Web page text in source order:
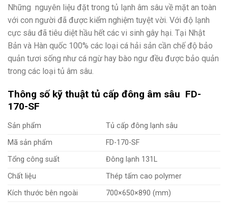
Những nguyên liệu đặt trong tủ lạnh âm sâu về mặt an toàn
với con người đã được kiểm nghiệm tuyệt vời. Với độ lạnh
cực sâu đã tiêu diệt hầu hết các vi sinh gây hại. Tại Nhật
Bản và Hàn quốc 100% các loại cá hải sản cần chế độ bảo
quản tươi sống như cá ngừ hay bào ngư đều được bảo quản
trong các loại tủ âm sâu.
Thông số kỹ thuật tủ cấp đông âm sâu FD-
170-SF
Sản phẩm
Tủ cấp đông lạnh sâu
Mã sản phẩm
FD-170-SF
Tổng công suất
Đông lạnh 131L
Chất liệu
Thép tấm cao polymer
Kích thước bên ngoài
700×650×890 (mm)